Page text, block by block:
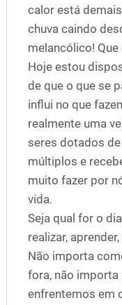
calor está
chuva caindo
melancólico! Que
Hoje estou
de que o que se
influi no que
realmente uma
seres dotados
múltiplos e
muito fazer por
vida.
Seja qual for o
realizar,
Não importa
fora, não
enfrentemos em